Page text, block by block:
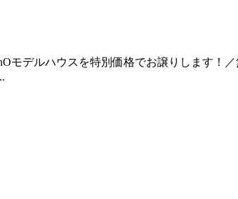
モデルハウスを特別価格でお譲りします！